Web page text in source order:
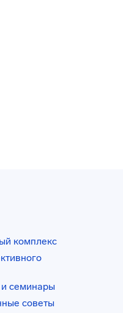
комплекс
семинары
советы